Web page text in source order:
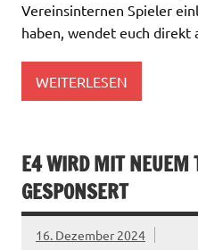
Vereinsinternen Spieler
haben, wendet euch direkt
WEITERLESEN
E4 WIRD MIT NEUEM
GESPONSERT
16. Dezember 2024